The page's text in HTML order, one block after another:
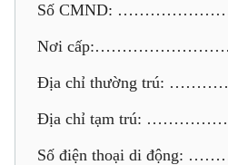
Số CMND:
Nơi
Địa chỉ thường
Địa chỉ tạm trú:
Số điện thoại di